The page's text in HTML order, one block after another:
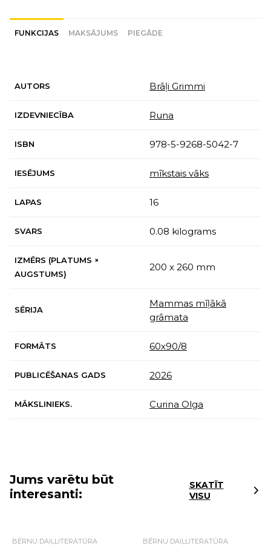
FUNKCIJAS MAKSĀJUMS PIEGĀDE
AUTORS Brāļi Grimmi
IZDEVNIECĪBA Runa
ISBN 978-5-9268-5042-7
IESĒJUMS mīkstais vāks
LAPAS 16
SVARS 0.08 kilograms
IZMĒRS (PLATUMS ×
AUGSTUMS)
200 x 260 mm
SĒRIJA
Mammas mīļākā
grāmata
FORMĀTS 60х90/8
PUBLICĒŠANAS GADS 2026
MĀKSLINIEKS. Curina Olga
Jums varētu būt
interesanti:
SKATĪT
VISU
BĒRNU DAIĻLITERATŪRA BĒRNU DAIĻLITERATŪRA